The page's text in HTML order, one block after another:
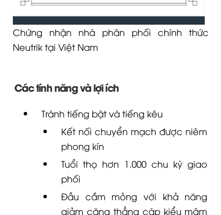
Chứng nhận nhà phân phối chính thức
Neutrik tại Việt Nam
Các tính năng và lợi ích
Tránh tiếng bật và tiếng kêu
Kết nối chuyển mạch được niêm
phong kín
Tuổi thọ hơn 1.000 chu kỳ giao
phối
Đầu cắm mỏng với khả năng
giảm căng thẳng cáp kiểu mâm